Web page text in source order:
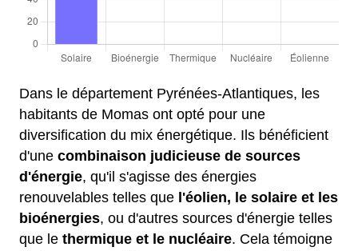
Dans le département Pyrénées-Atlantiques, les
habitants de Momas ont opté pour une
diversification du mix énergétique. Ils bénéficient
d'une combinaison judicieuse de sources
d'énergie, qu'il s'agisse des énergies
renouvelables telles que l'éolien, le solaire et les
bioénergies, ou d'autres sources d'énergie telles
que le thermique et le nucléaire. Cela témoigne